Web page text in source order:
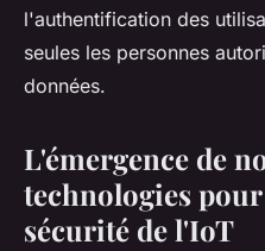
l'authentification des
seules les personnes
données.
L'émergence de
technologies
sécurité de l'IoT